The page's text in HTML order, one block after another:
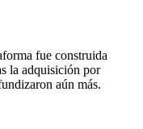
fue construida
la adquisición por
aún más.